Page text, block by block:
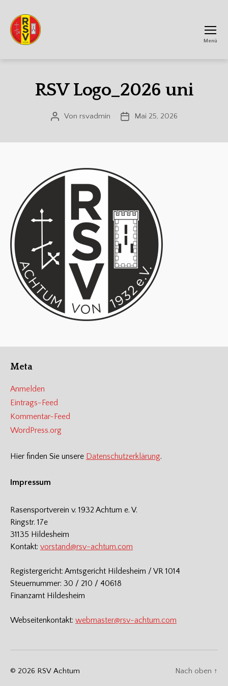
Menü
RSV Logo_2026 uni
Beitragsautor
Von rsvadmin Veröffentlichungsdatum
Mai 25, 2026
Meta
Anmelden
Eintrags-Feed
Kommentar-Feed
WordPress.org
Hier finden Sie unsere Datenschutzerklärung.
Impressum
Rasensportverein v. 1932 Achtum e. V.
Ringstr. 17e
31135 Hildesheim
Kontakt: vorstand@rsv-achtum.com
Registergericht: Amtsgericht Hildesheim / VR 1014
Steuernummer: 30 / 210 / 40618
Finanzamt Hildesheim
Webseitenkontakt: webmaster@rsv-achtum.com
© 2026 RSV Achtum Nach oben ↑